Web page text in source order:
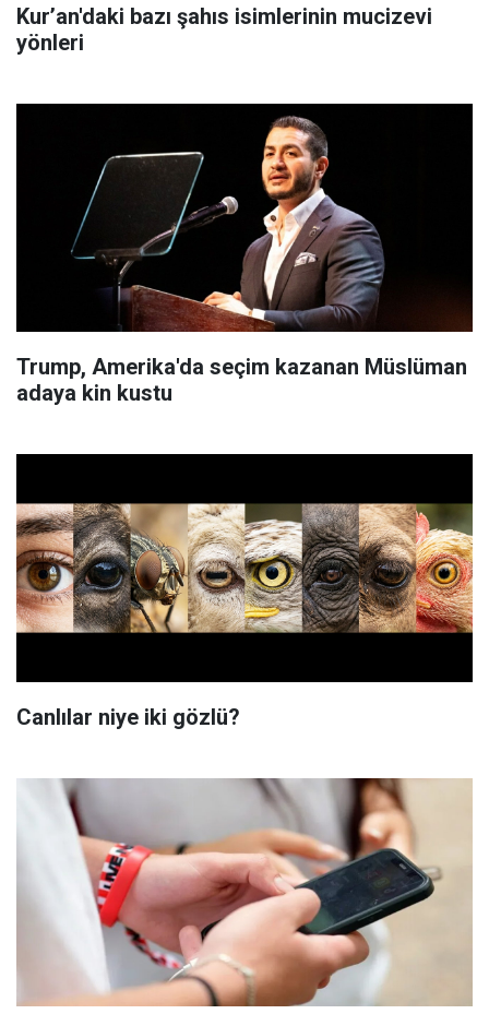
Kur’an'daki bazı şahıs isimlerinin mucizevi
yönleri
Trump, Amerika'da seçim kazanan Müslüman
adaya kin kustu
Canlılar niye iki gözlü?